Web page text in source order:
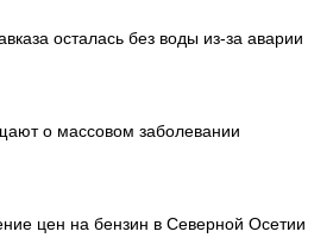
осталась без воды из-за аварии
о массовом заболевании
цен на бензин в Северной Осетии